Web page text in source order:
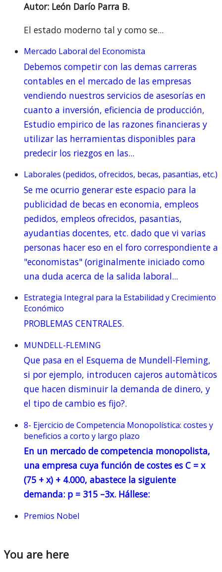
Autor: León Darío Parra B.
El estado moderno tal y como se...
Mercado Laboral del Economista
Debemos competir con las demas carreras
contables en el mercado de las empresas
vendiendo nuestros servicios de asesorías en
cuanto a inversión, eficiencia de producción,
Estudio empirico de las razones financieras y
utilizar las herramientas disponibles para
predecir los riezgos en las...
Laborales (pedidos, ofrecidos, becas, pasantias, etc.)
Se me ocurrio generar este espacio para la
publicidad de becas en economia, empleos
pedidos, empleos ofrecidos, pasantias,
ayudantias docentes, etc. dado que vi varias
personas hacer eso en el foro correspondiente a
"economistas" (originalmente iniciado como
una duda acerca de la salida laboral...
Estrategia Integral para la Estabilidad y Crecimiento
Económico
PROBLEMAS CENTRALES.
MUNDELL-FLEMING
Que pasa en el Esquema de Mundell-Fleming,
si por ejemplo, introducen cajeros automàticos
que hacen disminuir la demanda de dinero, y
el tipo de cambio es fijo?.
8- Ejercicio de Competencia Monopolística: costes y
beneficios a corto y largo plazo
En un mercado de competencia monopolista,
una empresa cuya función de costes es C = x
(75 + x) + 4.000, abastece la siguiente
demanda: p = 315 –3x. Hállese:
Premios Nobel
You are here